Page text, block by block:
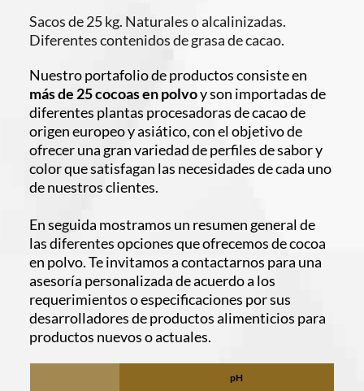
Sacos de 25 kg. Naturales o alcalinizadas.
Diferentes contenidos de grasa de cacao.
más de 25 cocoas en polvo y son importadas de
diferentes plantas procesadoras de cacao de
origen europeo y asiático, con el objetivo de
ofrecer una gran variedad de perfiles de sabor y
color que satisfagan las necesidades de cada uno
de nuestros clientes.
En seguida mostramos un resumen general de
las diferentes opciones que ofrecemos de cocoa
en polvo. Te invitamos a contactarnos para una
asesoría personalizada de acuerdo a los
requerimientos o especificaciones por sus
desarrolladores de productos alimenticios para
productos nuevos o actuales.
pH